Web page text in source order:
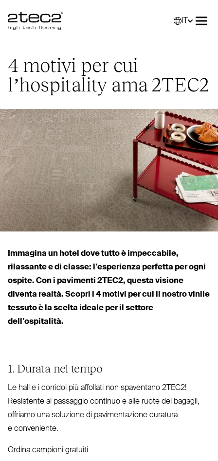
Primary
4 motivi per cui
l’hospitality ama2TEC2
Immagina un hotel dove tutto è impeccabile,
rilassante e di classe: l’esperienza perfetta per ogni
ospite. Con i pavimenti 2TEC2, questa visione
diventa realtà. Scopri i 4 motivi per cui il nostro vinile
tessuto è la scelta ideale per il settore
dell’ospitalità.
1. Durata nel tempo
Le hall e i corridoi più affollati non spa­ventano 2TEC2!
Resistente al passaggio continuo e alle ruote dei bagagli,
offriamo una soluzione di pavi­men­tazione duratura
e conveniente.
Ordina campioni gratuiti